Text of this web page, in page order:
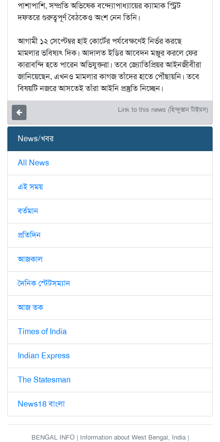
পাশাপাশি, সম্প্রতি অভিষেক বন্দ্যোপাধ্যায়ের ক্যামাক স্ট্রিট
দফতরে গুরুত্বপূর্ণ বৈঠকেও অংশ নেন তিনি।
আগামী ১২ সেপ্টেম্বর হাই কোর্টের পর্যবেক্ষণেই নির্ভর করছে
মামলার ভবিষ্যৎ দিক। আদালত ইডির আবেদন মঞ্জুর করলে ফের
কারাবন্দি হতে পারেন অভিযুক্তরা। তবে জ্যোতিপ্রিয়র আইনজীবীরা
জানিয়েছেন, এখনও মামলার কাগজ তাঁদের হাতে পৌঁছায়নি। তবে
বিষয়টি নজরে আসতেই তাঁরা আইনি প্রস্তুতি নিচ্ছেন।
Link to this news (হিন্দুস্তান টাইমস)
News/খবর
All News
এই সময়
বর্তমান
প্রতিদিন
আজকাল
দৈনিক স্টেটসম্যান
আজ তক
Times of India
Indian Express
The Statesman
News18 বাংলা
BENGAL INFO | Information about West Bengal, India |